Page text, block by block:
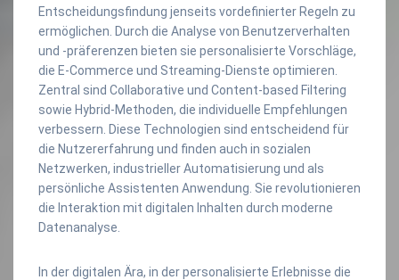
Entscheidungsfindung jenseits vordefinierter Regeln zu
ermöglichen. Durch die Analyse von Benutzerverhalten
und -präferenzen bieten sie personalisierte Vorschläge,
die E-Commerce und Streaming-Dienste optimieren.
Zentral sind Collaborative und Content-based Filtering
sowie Hybrid-Methoden, die individuelle Empfehlungen
verbessern. Diese Technologien sind entscheidend für
die Nutzererfahrung und finden auch in sozialen
Netzwerken, industrieller Automatisierung und als
persönliche Assistenten Anwendung. Sie revolutionieren
die Interaktion mit digitalen Inhalten durch moderne
Datenanalyse.
In der digitalen Ära, in der personalisierte Erlebnisse die